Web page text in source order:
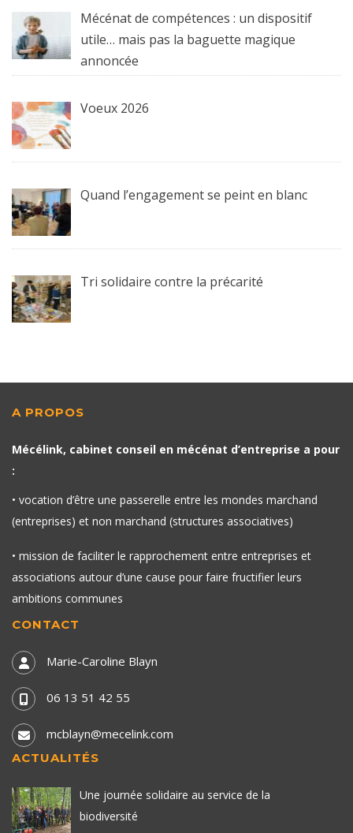
Mécénat de compétences : un dispositif
utile… mais pas la baguette magique
annoncée
Voeux 2026
Quand l’engagement se peint en blanc
Tri solidaire contre la précarité
A PROPOS
Mécélink, cabinet conseil en mécénat d’entreprise a pour
:
• vocation d’être une passerelle entre les mondes marchand
(entreprises) et non marchand (structures associatives)
• mission de faciliter le rapprochement entre entreprises et
associations autour d’une cause pour faire fructifier leurs
ambitions communes
CONTACT
Marie-Caroline Blayn
06 13 51 42 55
mcblayn@mecelink.com
ACTUALITÉS
Une journée solidaire au service de la
biodiversité